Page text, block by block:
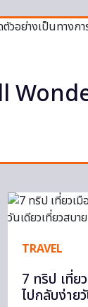
TRAVEL
7 ทริป เที่ย
ไปกลับง่าย